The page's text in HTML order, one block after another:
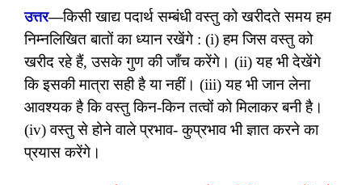
उत्तर—किसी खाद्य पदार्थ सम्बंधी वस्तु को खरीदते समय हम
निम्नलिखित बातों का ध्यान रखेंगे : (i) हम जिस वस्तु को
खरीद रहे हैं, उसके गुण की जाँच करेंगे। (ii) यह भी देखेंगे
कि इसकी मात्रा सही है या नहीं। (iii) यह भी जान लेना
आवश्यक है कि वस्तु किन-किन तत्वों को मिलाकर बनी है।
(iv) वस्तु से होने वाले प्रभाव- कुप्रभाव भी ज्ञात करने का
प्रयास करेंगे।